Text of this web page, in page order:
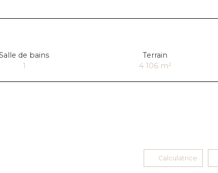
de bains
1
Terrain
4 106 m²
Calculatrice